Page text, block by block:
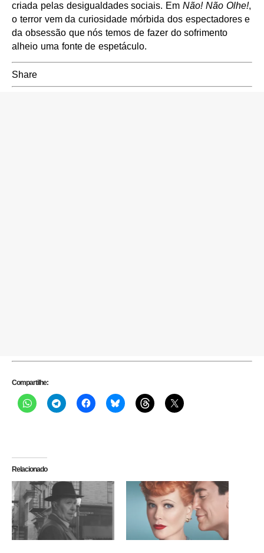
criada pelas desigualdades sociais. Em Não! Não Olhe!,
o terror vem da curiosidade mórbida dos espectadores e
da obsessão que nós temos de fazer do sofrimento
alheio uma fonte de espetáculo.
Share
Compartilhe:
Relacionado